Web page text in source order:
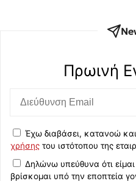
Πρωινή
Έχω διαβάσει, κατανοώ
χρήσης του ιστότοπου της
Δηλώνω υπεύθυνα ότι
βρίσκομαι υπό την εποπτεία